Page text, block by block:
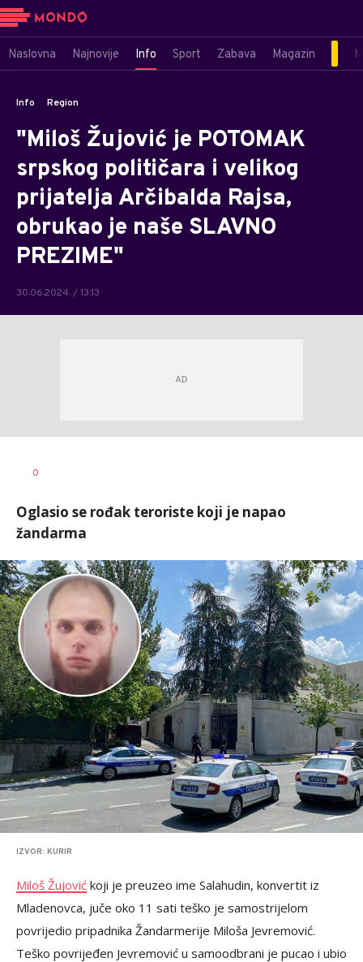
Naslovna Najnovije Info Sport Zabava Magazin
Info Region
"Miloš Žujović je POTOMAK
srpskog političara i velikog
prijatelja Arčibalda Rajsa,
obrukao je naše SLAVNO
PREZIME"
30.06.2024. / 13:13
AUTOR
0
Oglasio se rođak teroriste koji je napao
žandarma
IZVOR: KURIR
Miloš Žujović koji je preuzeo ime Salahudin, konvertit iz
Mladenovca, juče oko 11 sati teško je samostrijelom
povrijedio pripadnika Žandarmerije Miloša Jevremović.
Teško povrijeđen Jevremović u samoodbrani je pucao i ubio